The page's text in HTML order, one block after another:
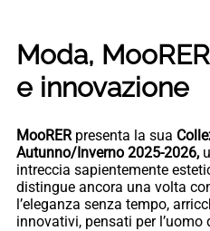
Moda,
e innovazione
MooRER presenta la sua
Autunno/Inverno 2025-2026,
intreccia sapientemente
distingue ancora una volta
l’eleganza senza tempo,
innovativi, pensati per